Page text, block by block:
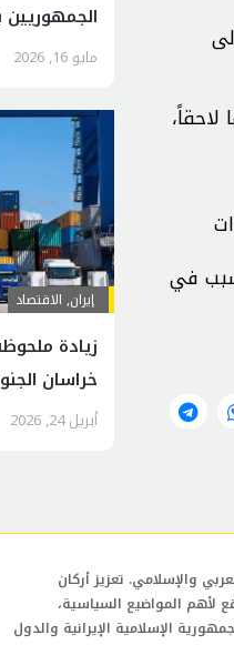
في
مايو 16, 2026
إيران, الاقتصاد
زيادة
خراسان
أبريل 24, 2026
والإسلامي. تعزيز أركان
لأهم المواضيع السياسية،
الإسلامية الإيرانية والدول